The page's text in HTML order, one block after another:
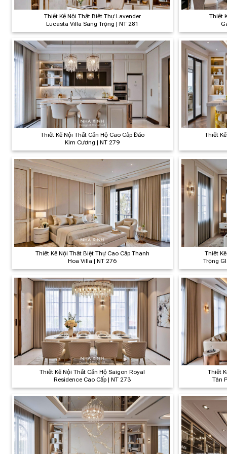
Thiết Kế Nội Thất Biệt Thự Lavender
Lucasta Villa Sang Trọng | NT 281
Thiết
Thiết Kế Nội Thất Căn Hộ Cao Cấp Đảo
Kim Cương | NT 279
Thiết
Thiết Kế Nội Thất Biệt Thự Cao Cấp Thanh
Hoa Villa | NT 276
Thiết
Trọng
Thiết Kế Nội Thất Căn Hộ Saigon Royal
Residence Cao Cấp | NT 273
Thiết
Tân